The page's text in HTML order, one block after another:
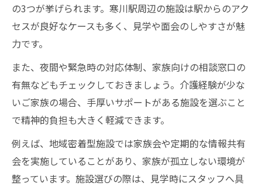
の3つが挙げられます。寒川駅周辺の施設は駅からのアク
セスが良好なケースも多く、見学や面会のしやすさが魅
力です。
また、夜間や緊急時の対応体制、家族向けの相談窓口の
有無などもチェックしておきましょう。介護経験が少な
いご家族の場合、手厚いサポートがある施設を選ぶこと
で精神的負担も大きく軽減できます。
例えば、地域密着型施設では家族会や定期的な情報共有
会を実施していることがあり、家族が孤立しない環境が
整っています。施設選びの際は、見学時にスタッフへ具